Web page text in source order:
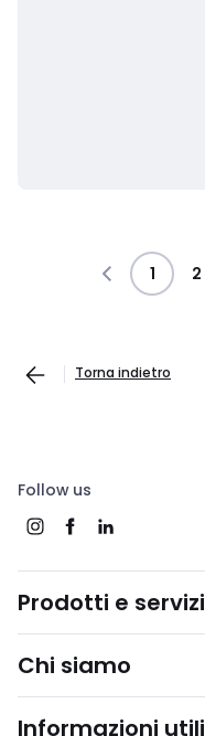
1 2
Torna indietro
Follow us
Prodotti e servizi
Chi siamo
Informazioni utili